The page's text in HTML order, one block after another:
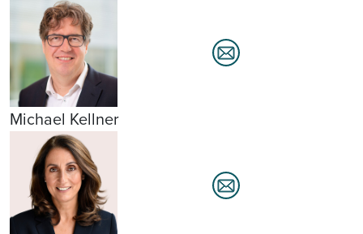
Michael Kellner